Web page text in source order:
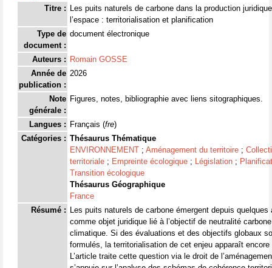
Titre : Les puits naturels de carbone dans la production
l’espace : territorialisation et planification
Type de
document :
document électronique
Auteurs : Romain GOSSE
Année de
publication :
2026
Note
générale :
Figures, notes, bibliographie avec liens sitographiques.
Langues : Français (fre)
Catégories : Thésaurus Thématique
ENVIRONNEMENT ; Aménagement du territoire ;
territoriale ; Empreinte écologique ; Législation ;
Transition écologique
Thésaurus Géographique
France
Résumé : Les puits naturels de carbone émergent depuis quelques
comme objet juridique lié à l’objectif de neutralité
climatique. Si des évaluations et des objectifs globaux
formulés, la territorialisation de cet enjeu apparaît
L’article traite cette question via le droit de